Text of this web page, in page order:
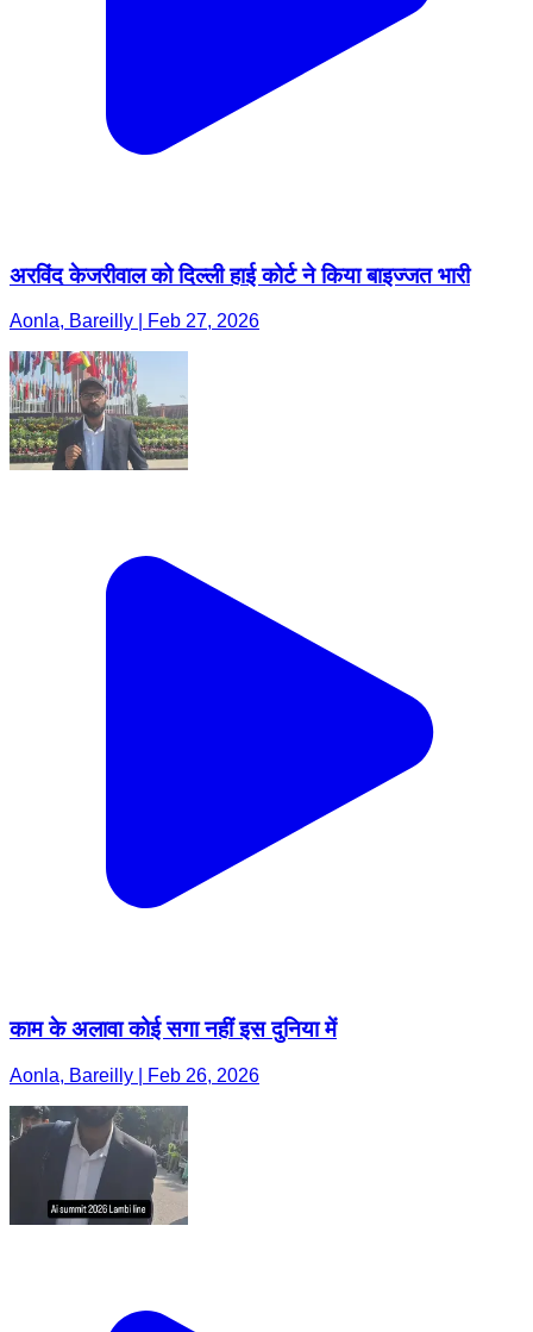
अरविंद केजरीवाल को दिल्ली हाई कोर्ट ने किया बाइज्जत भारी
Aonla, Bareilly | Feb 27, 2026
काम के अलावा कोई सगा नहीं इस दुनिया में
Aonla, Bareilly | Feb 26, 2026